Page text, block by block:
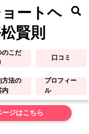
ートヘ
賢則
のこだ
口コミ
方法の
内
プロフィー
ル
ジはこちら